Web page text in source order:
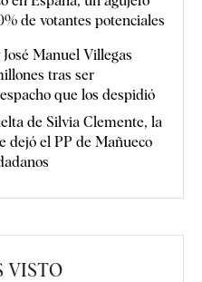
de votantes potenciales
Manuel Villegas
tras ser
que los despidió
de Silvia Clemente, la
dejó el PP de Mañueco
VISTO